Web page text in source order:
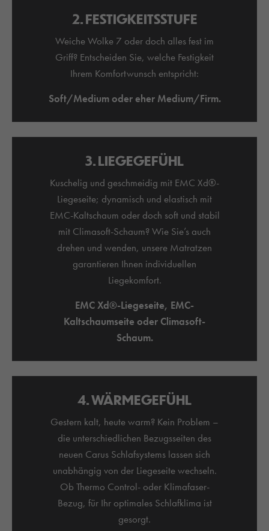
2. FESTIGKEITSSTUFE
Weiche Wolke 7 oder doch alles fest im
Griff? Entscheiden Sie, welche Festigkeit
Ihrem Komfortwunsch entspricht:
Soft/Medium oder eher Medium/Firm.
3. LIEGEGEFÜHL
Kuschelig und geschmeidig mit EMC Xd®-
Liegeseite; dynamisch und elastisch mit
EMC-Kaltschaum oder doch soft und stabil
mit Climasoft-Schaum? Wie Sie’s auch
drehen und wenden, unsere Matratzen
garantieren Ihnen individuellen
Liegekomfort.
EMC Xd®-Liegeseite, EMC-
Kaltschaumseite oder Climasoft-
Schaum.
4. WÄRMEGEFÜHL
Gestern kalt, heute warm? Kein Problem –
die unterschiedlichen Bezugsseiten des
neuen Carus Schlafsystems lassen sich
unabhängig von der Liegeseite wechseln.
Ob Thermo Control- oder Klimafaser-
Bezug, für Ihr optimales Schlafklima ist
gesorgt.